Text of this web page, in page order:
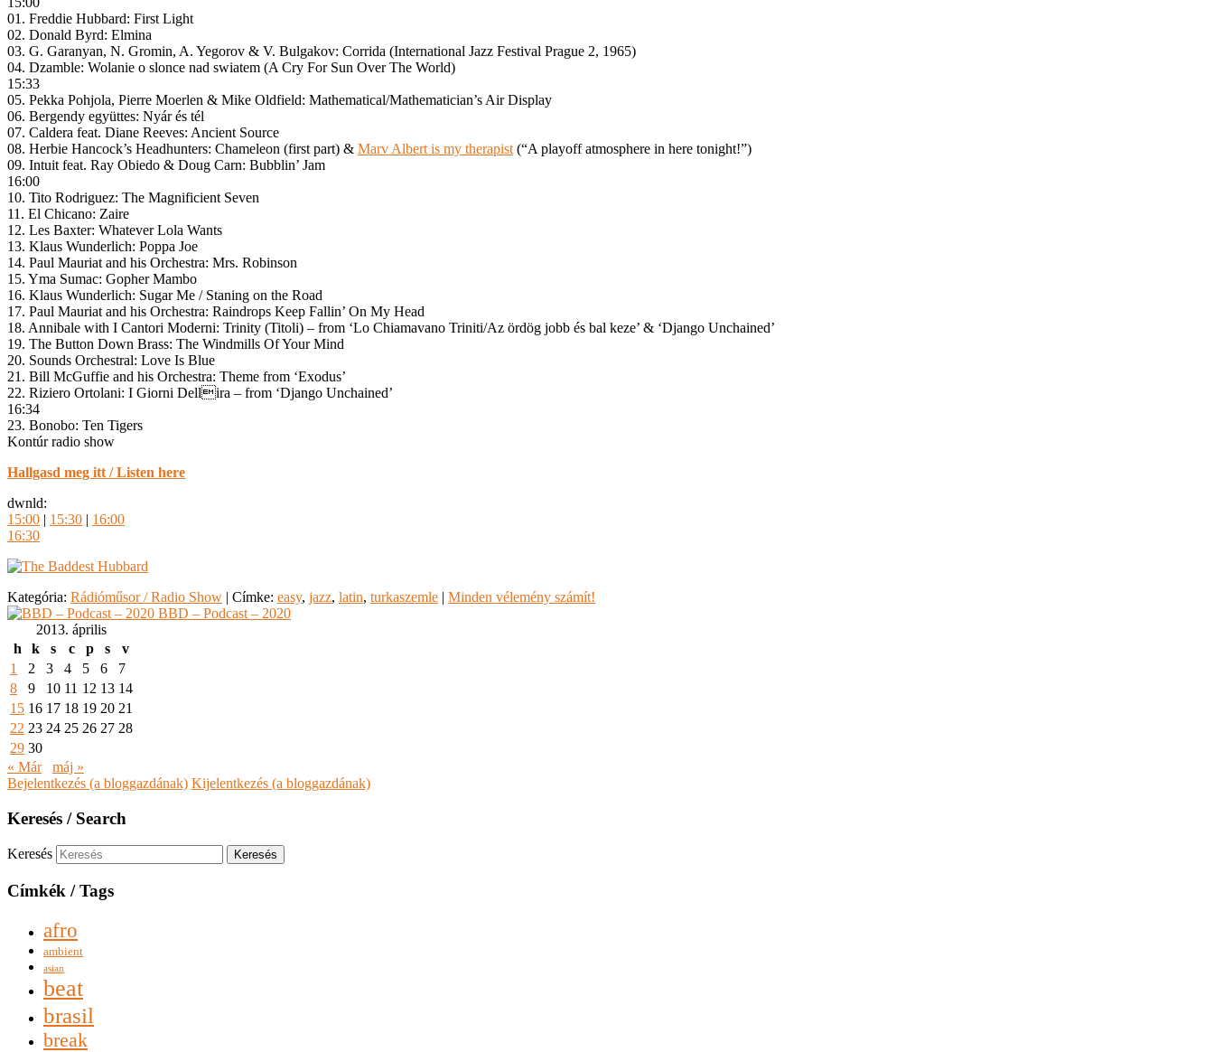
01. Freddie Hubbard: First Light
02. Donald Byrd: Elmina
03. G. Garanyan, N. Gromin, A. Yegorov & V. Bulgakov: Corrida (International Jazz Festival Prague 2, 1965)
04. Dzamble: Wolanie o slonce nad swiatem (A Cry For Sun Over The World)
15:33
05. Pekka Pohjola, Pierre Moerlen & Mike Oldfield: Mathematical/Mathematician’s Air Display
06. Bergendy együttes: Nyár és tél
07. Caldera feat. Diane Reeves: Ancient Source
08. Herbie Hancock’s Headhunters: Chameleon (first part) & Marv Albert is my therapist (“A playoff atmosphere in here tonight!”)
09. Intuit feat. Ray Obiedo & Doug Carn: Bubblin’ Jam
16:00
10. Tito Rodriguez: The Magnificient Seven
11. El Chicano: Zaire
12. Les Baxter: Whatever Lola Wants
13. Klaus Wunderlich: Poppa Joe
14. Paul Mauriat and his Orchestra: Mrs. Robinson
15. Yma Sumac: Gopher Mambo
16. Klaus Wunderlich: Sugar Me / Staning on the Road
17. Paul Mauriat and his Orchestra: Raindrops Keep Fallin’ On My Head
18. Annibale with I Cantori Moderni: Trinity (Titoli) – from ‘Lo Chiamavano Triniti/Az ördög jobb és bal keze’ & ‘Django Unchained’
19. The Button Down Brass: The Windmills Of Your Mind
20. Sounds Orchestral: Love Is Blue
21. Bill McGuffie and his Orchestra: Theme from ‘Exodus’
22. Riziero Ortolani: I Giorni Dellira – from ‘Django Unchained’
16:34
23. Bonobo: Ten Tigers
Kontúr radio show
Hallgasd meg itt / Listen here
dwnld:
15:00 | 15:30 | 16:00
16:30
Kategória: Rádióműsor / Radio Show | Címke: easy, jazz, latin, turkaszemle | Minden vélemény számít!
BBD – Podcast – 2020
2013. április
h
k s c p s
v
1
2 3 4 5 6
7
8
9 10 11 12 13 14
15 16 17 18 19 20 21
22 23 24 25 26 27 28
29 30
« Már
máj »
Bejelentkezés (a bloggazdának) Kijelentkezés (a bloggazdának)
Keresés / Search
Keresés
Címkék / Tags
afro
ambient
asian
beat
brasil
break